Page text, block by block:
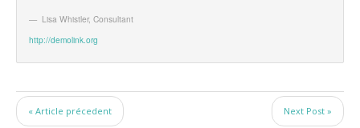
Lisa Whistler, Consultant
http://demolink.org
« Article précedent Next Post »